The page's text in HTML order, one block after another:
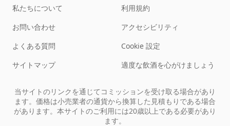
私たちについて
お問い合わせ
よくある質問
サイトマップ
利用規約
アクセシビリティ
Cookie 設定
適度な飲酒を心がけましょう
当サイトのリンクを通じてコミッションを受け取る場合があり
ます。価格は小売業者の通貨から換算した見積もりである場合
があります。本サイトのご利用には20歳以上である必要があり
ます。